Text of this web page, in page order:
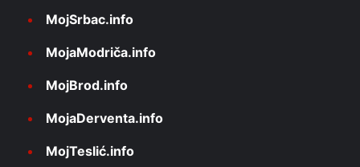
MojSrbac.info
MojaModriča.info
MojBrod.info
MojaDerventa.info
MojTeslić.info